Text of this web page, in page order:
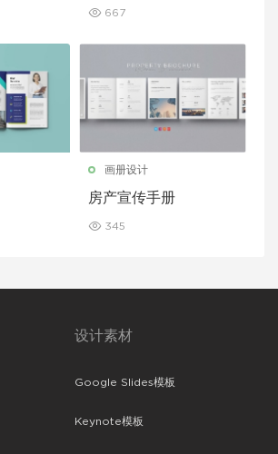
667
画册设计
房产宣传手册
345
设计素材
Google Slides模板
Keynote模板